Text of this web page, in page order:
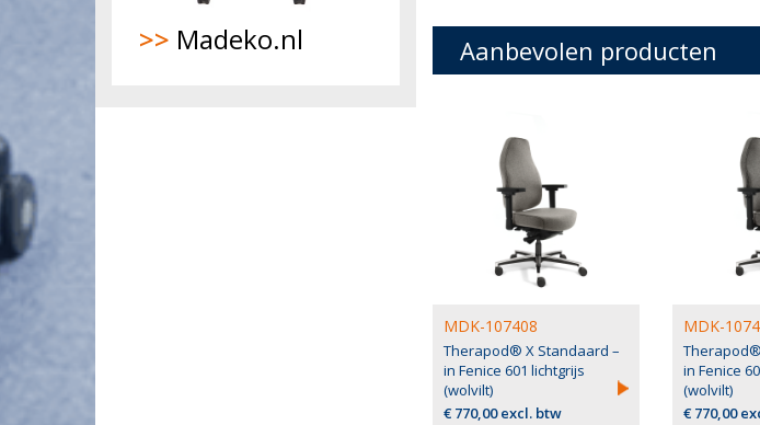
Aanbevolen producten
MDK-107408
Therapod® X Standaard –
in Fenice 601 lichtgrijs
(wolvilt)
€ 770,00 excl. btw
MDK-
in Fenice
(wolvilt)
€ 770,00
>> Madeko.nl